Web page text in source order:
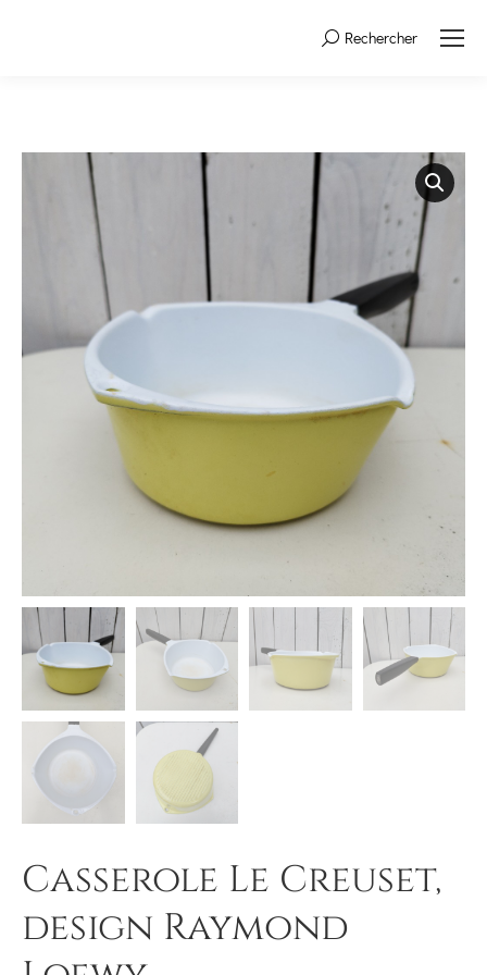
Search:Rechercher
Casserole Le Creuset,
design Raymond